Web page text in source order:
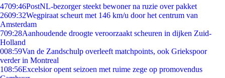
4709:46PostNL-bezorger steekt bewoner na ruzie over pakket
2609:32Wegpiraat scheurt met 146 km/u door het centrum van
Amsterdam
709:28Aanhoudende droogte veroorzaakt scheuren in dijken Zuid-
Holland
008:59Van de Zandschulp overleeft matchpoints, ook Griekspoor
verder in Montreal
108:56Excelsior opent seizoen met ruime zege op promovendus